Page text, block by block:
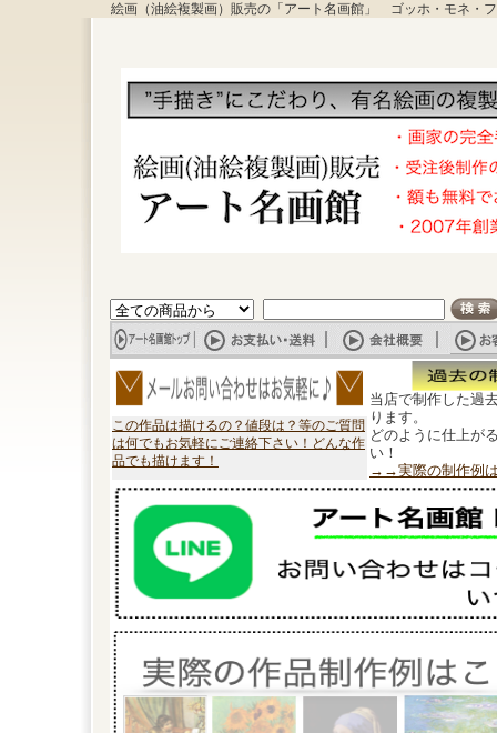
絵画（油絵複製画）販売の「アート名画館」 ゴッホ・モネ・
この作品は描けるの？値段は？等のご質問
は何でもお気軽にご連絡下さい！どんな作
品でも描けます！
当店で制作した過
ります。
どのように仕上が
い！
→→実際の制作例